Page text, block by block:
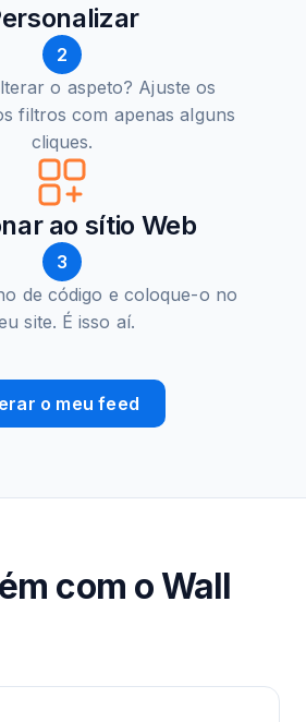
2
o aspeto? Ajuste os
filtros com apenas alguns
cliques.
ao sítio Web
3
de código e coloque-o no
site. É isso aí.
o meu feed
com o Wall